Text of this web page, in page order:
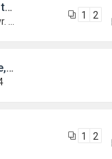
1 2
1 2